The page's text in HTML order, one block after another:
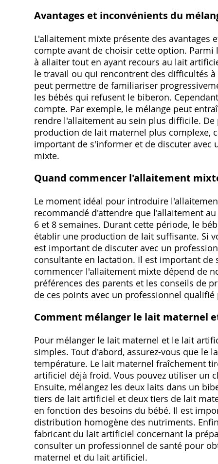
Avantages et inconvénients du
L'allaitement mixte présente des
compte avant de choisir cette option.
à allaiter tout en ayant recours au lait
le travail ou qui rencontrent des difficultés
peut permettre de familiariser
les bébés qui refusent le biberon.
compte. Par exemple, le mélange peut
rendre l'allaitement au sein plus difficile.
production de lait maternel plus complexe,
important de s'informer et de discuter avec
mixte.
Quand commencer l'allaitement
Le moment idéal pour introduire
recommandé d'attendre que l'allaitement
6 et 8 semaines. Durant cette période, le
établir une production de lait suffisante. Si
est important de discuter avec un
consultante en lactation. Il est important
commencer l'allaitement mixte dépend de
préférences des parents et les conseils de
de ces points avec un professionnel
Comment mélanger le lait maternel
Pour mélanger le lait maternel et le lait
simples. Tout d'abord, assurez-vous que le
température. Le lait maternel fraîchement
artificiel déjà froid. Vous pouvez utiliser un
Ensuite, mélangez les deux laits dans un
tiers de lait artificiel et deux tiers de lait
en fonction des besoins du bébé. Il est
distribution homogène des nutriments.
fabricant du lait artificiel concernant la
consulter un professionnel de santé pour
maternel et du lait artificiel.